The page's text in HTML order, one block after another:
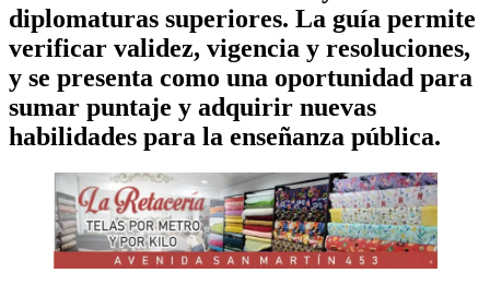
diplomaturas superiores. La guía permite
verificar validez, vigencia y resoluciones,
y se presenta como una oportunidad para
sumar puntaje y adquirir nuevas
habilidades para la enseñanza pública.